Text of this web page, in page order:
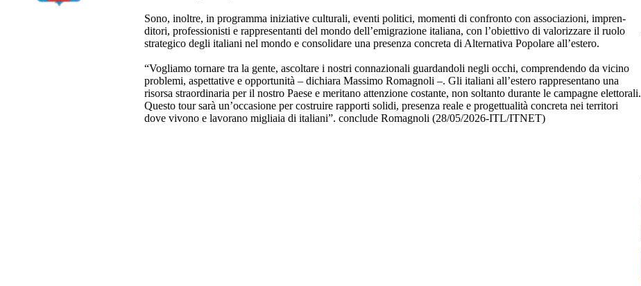
Sono, inoltre, in programma iniziative culturali, eventi politici, momenti di confronto con associazioni, impren-
ditori, professionisti e rappresentanti del mondo dell’emigrazione italiana, con l’obiettivo di valorizzare il ruolo
strategico degli italiani nel mondo e consolidare una presenza concreta di Alternativa Popolare all’estero.
“Vogliamo tornare tra la gente, ascoltare i nostri connazionali guardandoli negli occhi, comprendendo da vicino
problemi, aspettative e opportunità – dichiara Massimo Romagnoli –. Gli italiani all’estero rappresentano una
risorsa straordinaria per il nostro Paese e meritano attenzione costante, non soltanto durante le campagne elettorali.
Questo tour sarà un’occasione per costruire rapporti solidi, presenza reale e progettualità concreta nei territori
dove vivono e lavorano migliaia di italiani”. conclude Romagnoli (28/05/2026-ITL/ITNET)